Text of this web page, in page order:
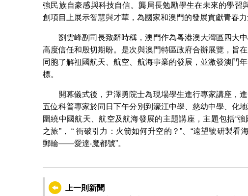
強民族自豪感與科技自信。龔局長勉勵學生在未來的學習
創項目上展示智慧與才華，為國家和澳門的發展貢獻青春力
劉雲峰副司長致辭時稱，澳門作為粵港澳大灣區四大
高度信任和殷切期盼。是次與澳門特區政府合辦展覽，旨
同胞了解祖國航天、航空、航海事業的發展，並激發澳門
標。
開幕儀式後，尹澤勇院士為現場學生進行專家講座，
五位科普專家於同日下午分別到濠江中學、慈幼中學、化
圍繞中國航天、航空及航海發展的主題講座，主題包括“
之旅”， “ 衝破引力：火箭如何升空的？”、“遠望號研製看
郵輪——愛達‧魔都號”。
上一則新聞